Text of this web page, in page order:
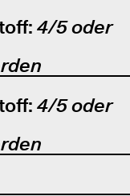
4/5 oder
4/5 oder